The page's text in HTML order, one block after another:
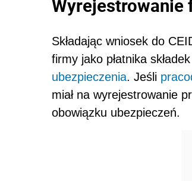
Wyrejestrowanie
Składając wniosek do
firmy jako płatnika
ubezpieczenia. Jeśli
miał na wyrejestrowanie
obowiązku ubezpieczeń.